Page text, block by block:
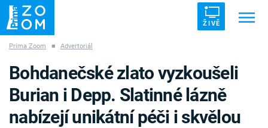
ŽIVĚ
ZÁHADY VETŘELCI DÁVNOVĚKU
Prima Zoom ■ Advertoriál
Bohdanečské zlato vyzkoušeli
Burian i Depp. Slatinné lázně
nabízejí unikátní péči i skvělou